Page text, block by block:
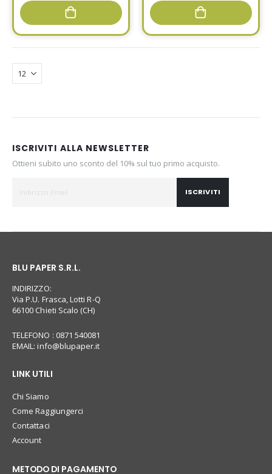
ISCRIVITI ALLA NEWSLETTER
Ottieni subito uno sconto del 10% sul tuo primo acquisto.
ISCRIVITI
BLU PAPER S.R.L.
INDIRIZZO:
Via P.U. Frasca, Lotti R-Q
66100 Chieti Scalo (CH)
TELEFONO : 0871 540081
EMAIL:info@blupaper.it
LINK UTILI
Chi Siamo
Come Raggiungerci
Contattaci
Account
METODO DI PAGAMENTO